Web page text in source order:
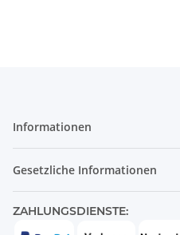
Informationen
Gesetzliche Informationen
ZAHLUNGSDIENSTE: